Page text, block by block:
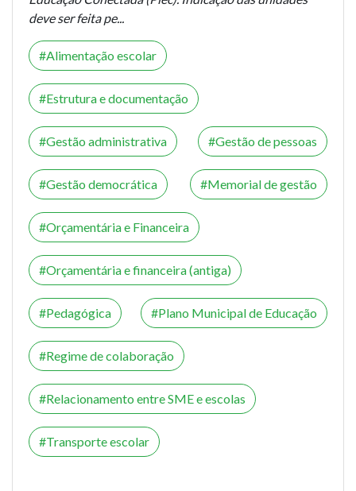
deve ser feita pe...
Alimentação escolar
Estrutura e documentação
Gestão administrativa Gestão de pessoas
Gestão democrática Memorial de gestão
Orçamentária e Financeira
Orçamentária e financeira (antiga)
Pedagógica Plano Municipal de Educação
Regime de colaboração
Relacionamento entre SME e escolas
Transporte escolar